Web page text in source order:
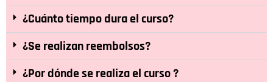
¿Cuánto tiempo dura el curso?
¿Se realizan reembolsos?
¿Por dónde se realiza el curso ?